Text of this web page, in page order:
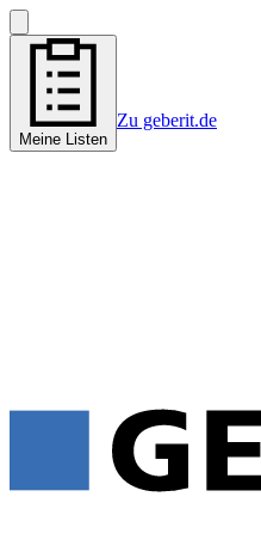
Meine Listen
Zu geberit.de